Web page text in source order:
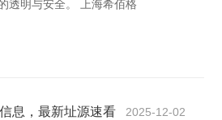
透明与安全。 上海希佰格
息，最新址源速看 2025-12-02